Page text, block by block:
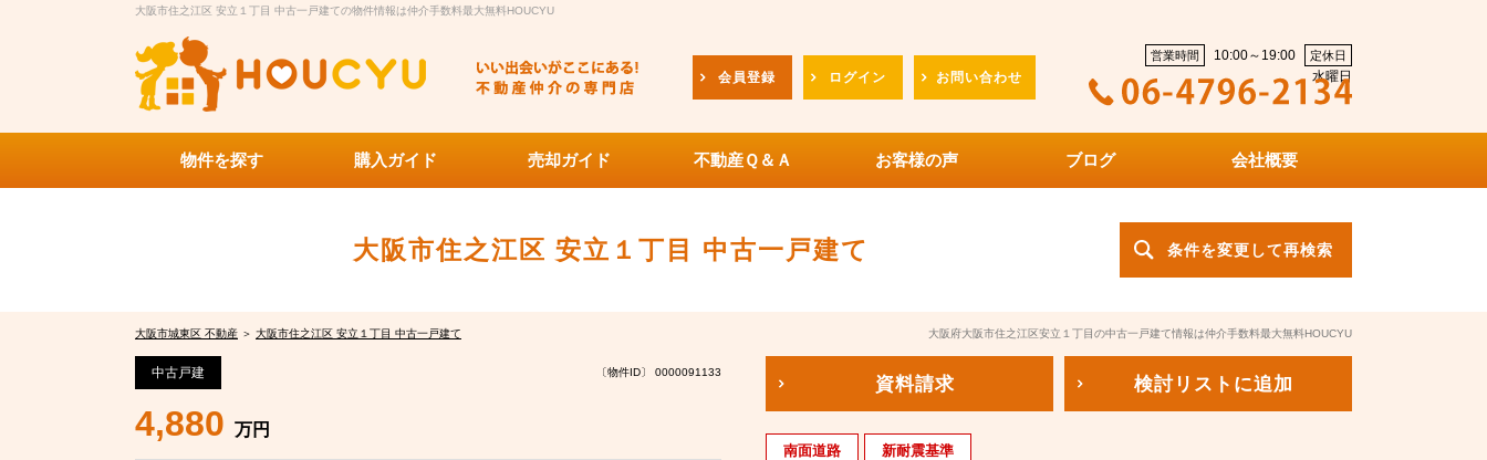
大阪市住之江区 安立１丁目 中古一戸建ての物件情報は仲介手数料最大無料HOUCYU
会員登録 ログイン お問い合わせ
営業時間 10:00～19:00 定休日
水曜日
物件を探す 購入ガイド 売却ガイド 不動産Ｑ＆Ａ お客様の声 ブログ 会社概要
大阪市住之江区 安立１丁目 中古一戸建て 条件を変更して再検索
大阪市城東区 不動産 ＞ 大阪市住之江区 安立１丁目 中古一戸建て 大阪府大阪市住之江区安立１丁目の中古一戸建て情報は仲介手数料最大無料HOUCYU
〔物件ID〕 0000091133
中古戸建
4,880 万円
資料請求 検討リスト に追加
南面道路 新耐震基準